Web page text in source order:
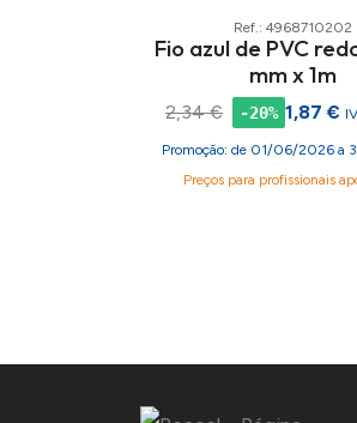
Ref.: 4968710202
Fio azul de PVC
mm x 1m
2,34 € -20% 1,87 €
Promoção: de 01/06/2026 a
Preços para profissionais